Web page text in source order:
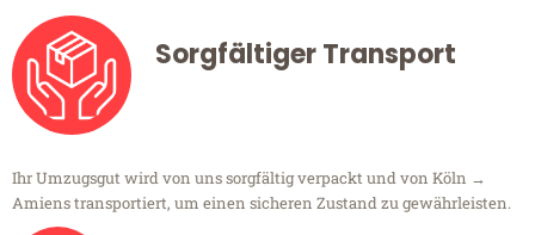
Sorgfältiger Transport
Ihr Umzugsgut wird von uns sorgfältig verpackt und von Köln →
Amiens transportiert, um einen sicheren Zustand zu gewährleisten.